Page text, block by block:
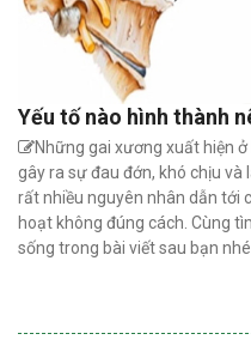
Yếu tố nào hình thành
Những gai xương xuất hiện
gây ra sự đau đớn, khó chịu
rất nhiều nguyên nhân dẫn tới
hoạt không đúng cách. Cùng
sống trong bài viết sau bạn nhé.